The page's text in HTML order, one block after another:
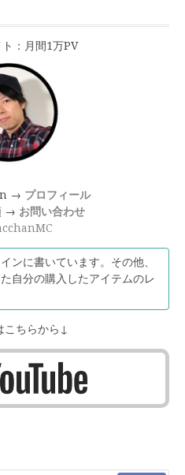
：月間1万PV
→ プロフィール
→ お問い合わせ
ンに書いています。その他、
自分の購入したアイテムのレ
こちらから↓